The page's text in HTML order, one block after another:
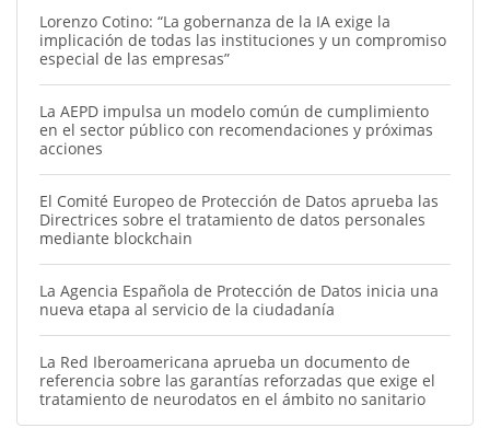
Lorenzo Cotino: “La gobernanza de la IA exige la
implicación de todas las instituciones y un compromiso
especial de las empresas”
La AEPD impulsa un modelo común de cumplimiento
en el sector público con recomendaciones y próximas
acciones
El Comité Europeo de Protección de Datos aprueba las
Directrices sobre el tratamiento de datos personales
mediante blockchain
La Agencia Española de Protección de Datos inicia una
nueva etapa al servicio de la ciudadanía
La Red Iberoamericana aprueba un documento de
referencia sobre las garantías reforzadas que exige el
tratamiento de neurodatos en el ámbito no sanitario